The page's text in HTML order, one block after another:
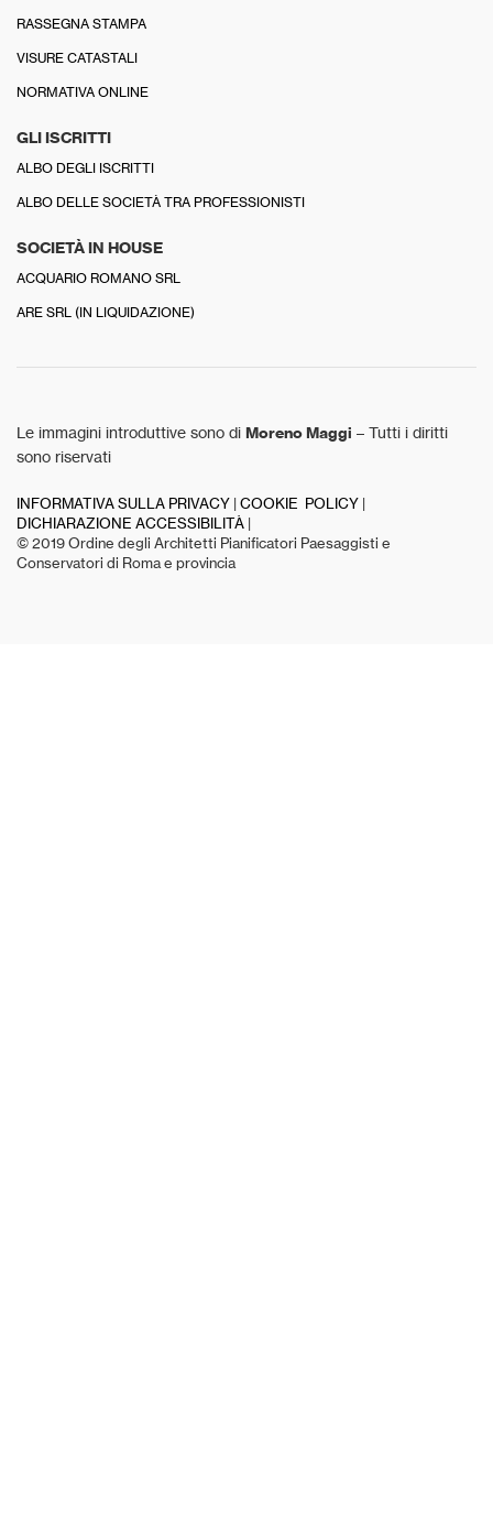
RASSEGNA STAMPA
VISURE CATASTALI
NORMATIVA ONLINE
GLI ISCRITTI
ALBO DEGLI ISCRITTI
ALBO DELLE SOCIETÀ TRA PROFESSIONISTI
SOCIETÀ IN HOUSE
ACQUARIO ROMANO SRL
ARE SRL (IN LIQUIDAZIONE)
Le immagini introduttive sono di Moreno Maggi – Tutti i diritti
sono riservati
INFORMATIVA SULLA PRIVACY COOKIE POLICY
DICHIARAZIONE ACCESSIBILITÀ
© 2019 Ordine degli Architetti Pianificatori Paesaggisti e
Conservatori di Roma e provincia